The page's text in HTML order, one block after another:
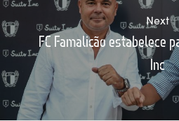
Next
FC Famalicão estabelece
Inc